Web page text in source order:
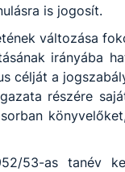
is jogosít.
változása
irányába
célját a
részére
53-as tanév